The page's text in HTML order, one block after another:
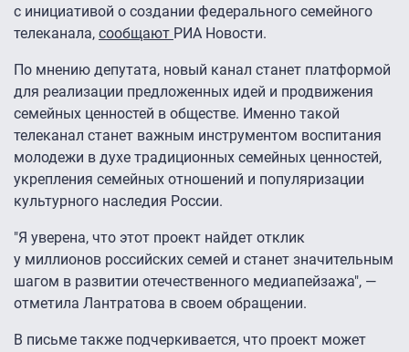
с инициативой о создании федерального семейного
телеканала, сообщают РИА Новости.
По мнению депутата, новый канал станет платформой
для реализации предложенных идей и продвижения
семейных ценностей в обществе. Именно такой
телеканал станет важным инструментом воспитания
молодежи в духе традиционных семейных ценностей,
укрепления семейных отношений и популяризации
культурного наследия России.
"Я уверена, что этот проект найдет отклик
у миллионов российских семей и станет значительным
шагом в развитии отечественного медиапейзажа", —
отметила Лантратова в своем обращении.
В письме также подчеркивается, что проект может